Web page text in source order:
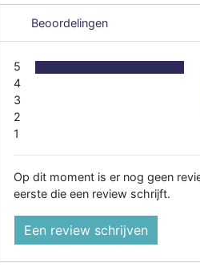
Beoordelingen
5
4
3
2
1
Op dit moment is er nog geen
eerste die een review schrijft.
Een review schrijven